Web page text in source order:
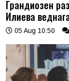
Грандиозен
Илиева
05 Aug 10:50